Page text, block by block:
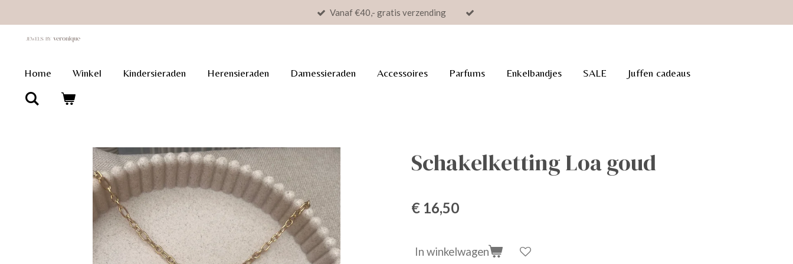
hoofdinhoud
Vanaf €40,- gratis verzending
Home Winkel Kindersieraden Herensieraden Damessieraden Accessoires Parfums Enkelbandjes SALE Juffen cadeaus
Schakelketting Loa goud
€ 16,50
In winkelwagen